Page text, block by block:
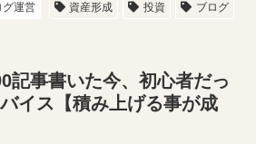
グ運営 資産形成 投資
ブログ
記事書いた今、初心者だっ
イス【積み上げる事が成